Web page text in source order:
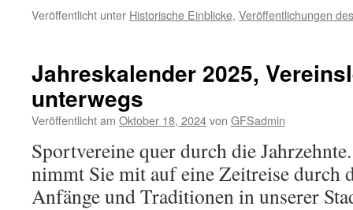
Veröffentlicht unter Historische Einblicke, Veröffentlichungen
Jahreskalender 2025,
unterwegs
Veröffentlicht am Oktober 18, 2024von GFSadmin
Sportvereine quer durch die
nimmt Sie mit auf eine Zeitreise durch
Anfänge und Traditionen in unserer